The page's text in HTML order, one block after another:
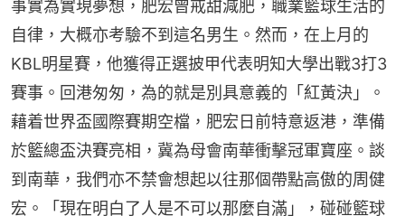
事實為實現夢想，肥宏曾戒甜減肥，職業籃球生活的
自律，大概亦考驗不到這名男生。然而，在上月的
KBL明星賽，他獲得正選披甲代表明知大學出戰3打3
賽事。回港匆匆，為的就是別具意義的「紅黃決」。
藉着世界盃國際賽期空檔，肥宏日前特意返港，準備
於籃總盃決賽亮相，冀為母會南華衝擊冠軍寶座。談
到南華，我們亦不禁會想起以往那個帶點高傲的周健
宏。「現在明白了人是不可以那麼自滿」，碰碰籃球